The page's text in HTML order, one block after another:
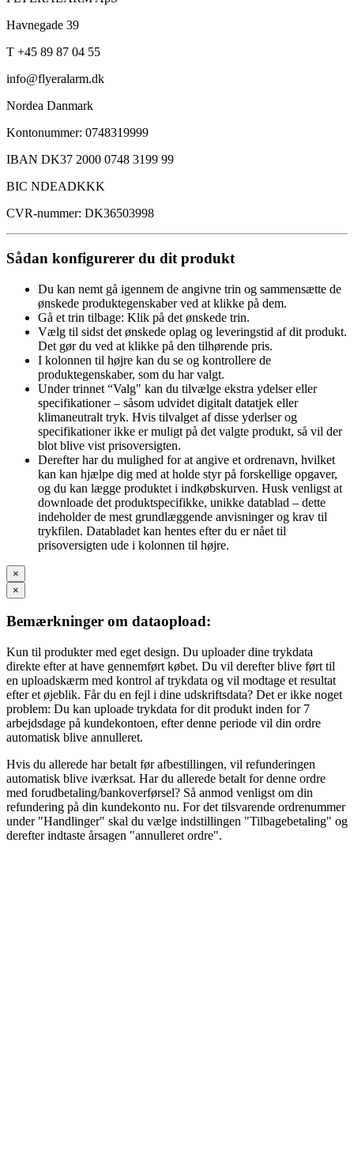
Havnegade 39
T +45 89 87 04 55
info@flyeralarm.dk
Nordea Danmark
Kontonummer: 0748319999
IBAN DK37 2000 0748 3199 99
BIC NDEADKKK
CVR-nummer: DK36503998
Sådan konfigurerer du dit produkt
Du kan nemt gå igennem de angivne trin og sammensætte de
ønskede produktegenskaber ved at klikke på dem.
Gå et trin tilbage: Klik på det ønskede trin.
Vælg til sidst det ønskede oplag og leveringstid af dit produkt.
Det gør du ved at klikke på den tilhørende pris.
I kolonnen til højre kan du se og kontrollere de
produktegenskaber, som du har valgt.
Under trinnet “Valg" kan du tilvælge ekstra ydelser eller
specifikationer – såsom udvidet digitalt datatjek eller
klimaneutralt tryk. Hvis tilvalget af disse yderlser og
specifikationer ikke er muligt på det valgte produkt, så vil der
blot blive vist prisoversigten.
Derefter har du mulighed for at angive et ordrenavn, hvilket
kan kan hjælpe dig med at holde styr på forskellige opgaver,
og du kan lægge produktet i indkøbskurven. Husk venligst at
downloade det produktspecifikke, unikke datablad – dette
indeholder de mest grundlæggende anvisninger og krav til
trykfilen. Databladet kan hentes efter du er nået til
prisoversigten ude i kolonnen til højre.
×
×
Bemærkninger om dataopload:
Kun til produkter med eget design. Du uploader dine trykdata
direkte efter at have gennemført købet. Du vil derefter blive ført til
en uploadskærm med kontrol af trykdata og vil modtage et resultat
efter et øjeblik. Får du en fejl i dine udskriftsdata? Det er ikke noget
problem: Du kan uploade trykdata for dit produkt inden for 7
arbejdsdage på kundekontoen, efter denne periode vil din ordre
automatisk blive annulleret.
Hvis du allerede har betalt før afbestillingen, vil refunderingen
automatisk blive iværksat. Har du allerede betalt for denne ordre
med forudbetaling/bankoverførsel? Så anmod venligst om din
refundering på din kundekonto nu. For det tilsvarende ordrenummer
under "Handlinger" skal du vælge indstillingen "Tilbagebetaling" og
derefter indtaste årsagen "annulleret ordre".